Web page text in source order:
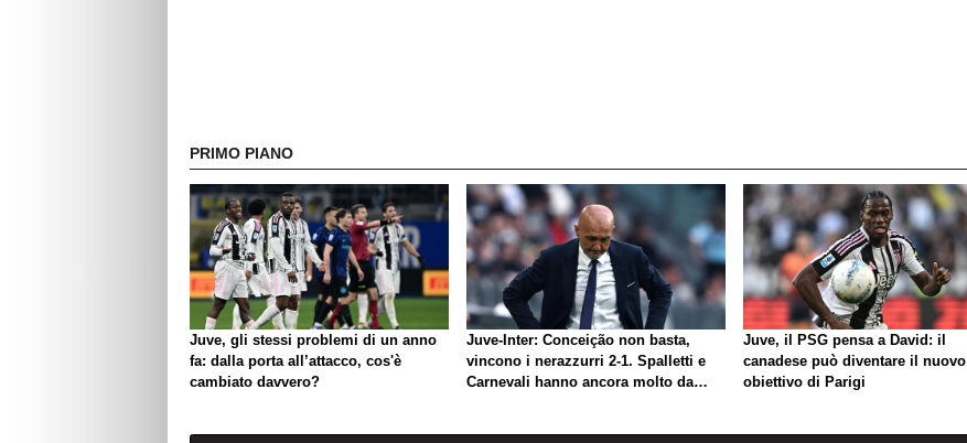
PRIMO PIANO
Juve, gli stessi problemi di un anno
fa: dalla porta all’attacco, cos'è
cambiato davvero?
Juve-Inter: Conceição non basta,
vincono i nerazzurri 2-1. Spalletti e
Carnevali hanno ancora molto da
Juve, il PSG pensa a David: il
canadese può diventare il nuovo
obiettivo di Parigi